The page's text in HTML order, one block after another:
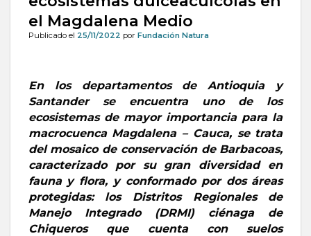
el Magdalena Medio
Publicado el 25/11/2022 por Fundación Natura
En los departamentos de Antioquia y
Santander se encuentra uno de los
ecosistemas de mayor importancia para la
macrocuenca Magdalena – Cauca, se trata
del mosaico de conservación de Barbacoas,
caracterizado por su gran diversidad en
fauna y flora, y conformado por dos áreas
protegidas: los Distritos Regionales de
Manejo Integrado (DRMI) ciénaga de
Chiqueros que cuenta con suelos